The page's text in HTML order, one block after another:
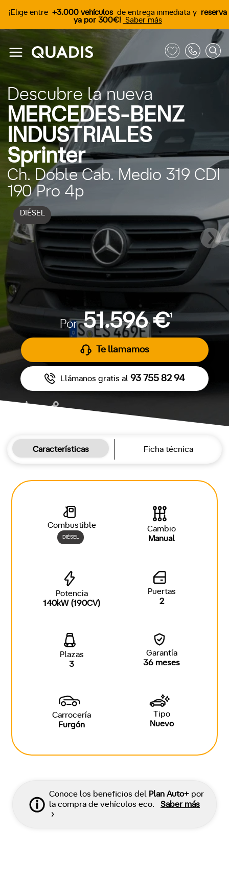
¡Elige entre +3.000 vehículos de entrega inmediata y reserva
ya por 300€! Saber más
Descubre la nueva
MERCEDES-BENZ
INDUSTRIALES
Sprinter
DIÉSEL
Ch. Doble Cab. Medio 319 CDI
190 Pro 4p
Por51.596 €1
Te llamamos
Llámanos gratis al 93 755 82 94
Características Ficha técnica
Combustible
DIÉSEL
Cambio
Manual
Potencia
140kW (190CV)
Puertas
2
Plazas
3
Garantía
36 meses
Carrocería
Furgón
Tipo
Nuevo
Conoce los beneficios del Plan Auto+ por
la compra de vehículos eco.
Saber más